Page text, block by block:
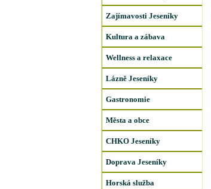
Zajímavosti Jeseníky
Kultura a zábava
Wellness a relaxace
Lázně Jeseníky
Gastronomie
Města a obce
CHKO Jeseníky
Doprava Jeseníky
Horská služba